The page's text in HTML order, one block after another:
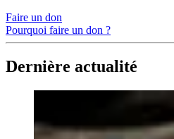
Faire un don
Pourquoi faire un don ?
Dernière actualité